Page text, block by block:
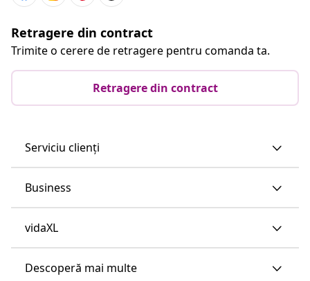
Retragere din contract
Trimite o cerere de retragere pentru comanda ta.
Retragere din contract
Serviciu clienți
Business
vidaXL
Descoperă mai multe